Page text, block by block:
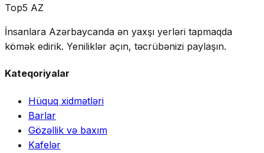
Top5 AZ
İnsanlara Azərbaycanda ən yaxşı yerləri tapmaqda
kömək edirik. Yeniliklər açın, təcrübənizi paylaşın.
Kateqoriyalar
Hüquq xidmətləri
Barlar
Gözəllik və baxım
Kafelər